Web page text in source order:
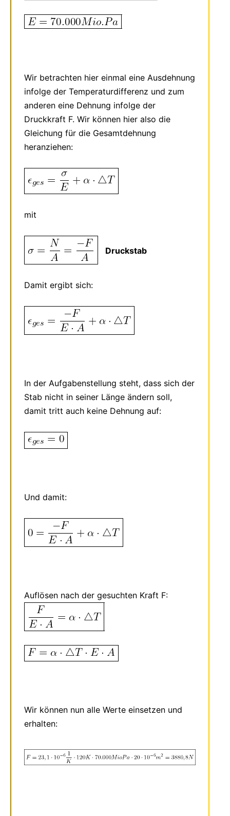
Wir betrachten hier einmal eine Ausdehnung
infolge der Temperaturdifferenz und zum
anderen eine Dehnung infolge der
Druckkraft F. Wir können hier also die
Gleichung für die Gesamtdehnung
heranziehen:
mit
Druckstab
Damit ergibt sich:
In der Aufgabenstellung steht, dass sich der
Stab nicht in seiner Länge ändern soll,
damit tritt auch keine Dehnung auf:
Und damit:
Auflösen nach der gesuchten Kraft F:
Wir können nun alle Werte einsetzen und
erhalten: